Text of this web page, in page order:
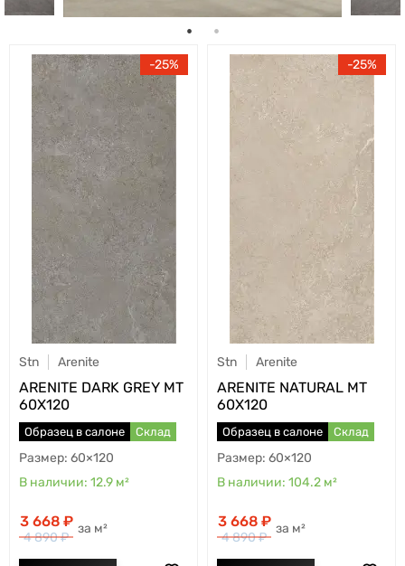
25
Stn Arenite
ARENITE DARK GREY MT
60X120
Образец в салоне Склад
60×120
12.9 м²
3 668
4 890
м²
25
Stn Arenite
ARENITE NATURAL MT
60X120
Образец в салоне Склад
60×120
104.2 м²
3 668
4 890
м²